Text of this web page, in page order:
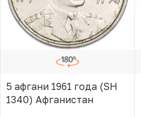
5 афгани 1961 года (SH
1340) Афганистан